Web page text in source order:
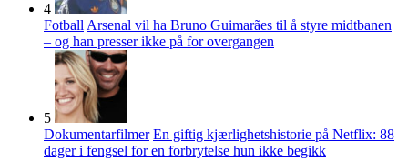
4
Fotball Arsenal vil ha Bruno Guimarães til å styre midtbanen
– og han presser ikke på for overgangen
5
Dokumentarfilmer En giftig kjærlighetshistorie på Netflix: 88
dager i fengsel for en forbrytelse hun ikke begikk